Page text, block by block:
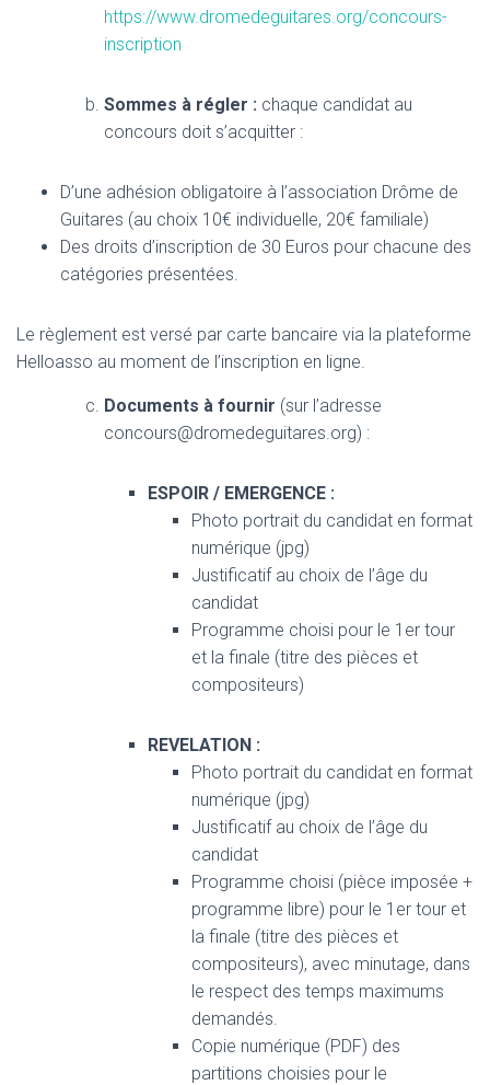
https://www.dromedeguitares.org/concours-
inscription
Sommes à régler : chaque candidat au
concours doit s’acquitter :
D’une adhésion obligatoire à l’association Drôme de
Guitares (au choix 10€ individuelle, 20€ familiale)
Des droits d’inscription de 30 Euros pour chacune des
catégories présentées.
Le règlement est versé par carte bancaire via la plateforme
Helloasso au moment de l’inscription en ligne.
Documents à fournir (sur l’adresse
concours@dromedeguitares.org) :
ESPOIR / EMERGENCE :
Photo portrait du candidat en format
numérique (jpg)
Justificatif au choix de l’âge du
candidat
Programme choisi pour le 1er tour
et la finale (titre des pièces et
compositeurs)
REVELATION :
Photo portrait du candidat en format
numérique (jpg)
Justificatif au choix de l’âge du
candidat
Programme choisi (pièce imposée +
programme libre) pour le 1er tour et
la finale (titre des pièces et
compositeurs), avec minutage, dans
le respect des temps maximums
demandés.
Copie numérique (PDF) des
partitions choisies pour le